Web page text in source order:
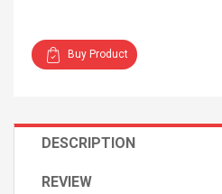
Buy Product
DESCRIPTION
REVIEW